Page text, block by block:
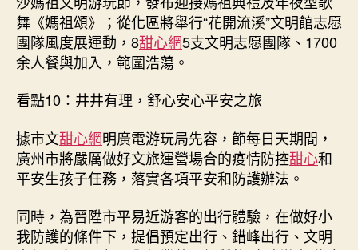
舞《媽祖頌》；從化區將舉行“花開流溪”文明館志愿
團隊風度展運動，8甜心網5支文明志愿團隊、1700
余人餐與加入，範圍浩蕩。
看點10：井井有理，舒心安心平安之旅
據市文甜心網明廣電游玩局先容，節每日天期間，
廣州市將嚴厲做好文旅運營場合的疫情防控甜心和
平安生孩子任務，落實各項平安和防護辦法。
同時，為晉陞市平易近游客的出行體驗，在做好小
我防護的條件下，提倡預定出行、錯峰出行、文明